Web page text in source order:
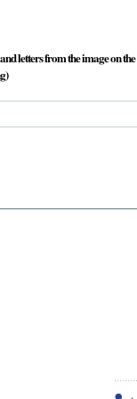
letters from the image on